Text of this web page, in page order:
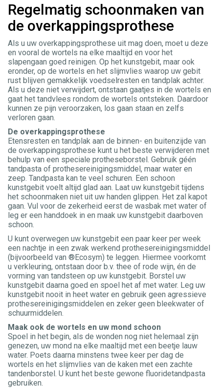
Regelmatig schoonmaken van
de overkappingsprothese
Als u uw overkappingsprothese uit mag doen, moet u deze
en vooral de wortels na elke maaltijd en voor het
slapengaan goed reinigen. Op het kunstgebit, maar ook
eronder, op de wortels en het slijmvlies waarop uw gebit
rust blijven gemakkelijk voedselresten en tandplak achter.
Als u deze niet verwijdert, ontstaan gaatjes in de wortels en
gaat het tandvlees rondom de wortels ontsteken. Daardoor
kunnen ze pijn veroorzaken, los gaan staan en zelfs
verloren gaan.
De overkappingsprothese
Etensresten en tandplak aan de binnen- en buitenzijde van
de overkappingsprothese kunt u het beste verwijderen met
behulp van een speciale protheseborstel. Gebruik géén
tandpasta of prothesereinigingsmiddel, maar water en
zeep. Tandpasta kan te veel schuren. Een schoon
kunstgebit voelt altijd glad aan. Laat uw kunstgebit tijdens
het schoonmaken niet uit uw handen glippen. Het zal kapot
gaan. Vul voor de zekerheid eerst de wasbak met water of
leg er een handdoek in en maak uw kunstgebit daarboven
schoon.
U kunt overwegen uw kunstgebit een paar keer per week
een nachtje in een zwak werkend prothesereinigingsmiddel
(bijvoorbeeld van ®Ecosym) te leggen. Hiermee voorkomt
u verkleuring, ontstaan door b.v. thee of rode wijn, én de
vorming van tandsteen op uw kunstgebit. Borstel uw
kunstgebit daarna goed en spoel het af met water. Leg uw
kunstgebit nooit in heet water en gebruik geen agressieve
prothesereinigingsmiddelen en zeker geen bleekwater of
schuurmiddelen.
Maak ook de wortels en uw mond schoon
Spoel in het begin, als de wonden nog niet helemaal zijn
genezen, uw mond na elke maaltijd met een beetje lauw
water. Poets daarna minstens twee keer per dag de
wortels en het slijmvlies van de kaken met een zachte
tandenborstel. U kunt het beste gewone fluoridetandpasta
gebruiken.